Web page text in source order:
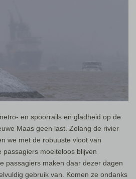
en spoorrails en gladheid op de
Maas geen last. Zolang de rivier
we met de robuuste vloot van
passagiers moeiteloos blijven
passagiers maken daar dezer dagen
gebruik van. Komen ze ondanks